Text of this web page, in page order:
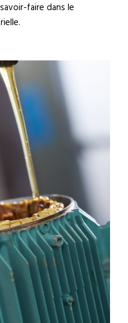
faire dans le